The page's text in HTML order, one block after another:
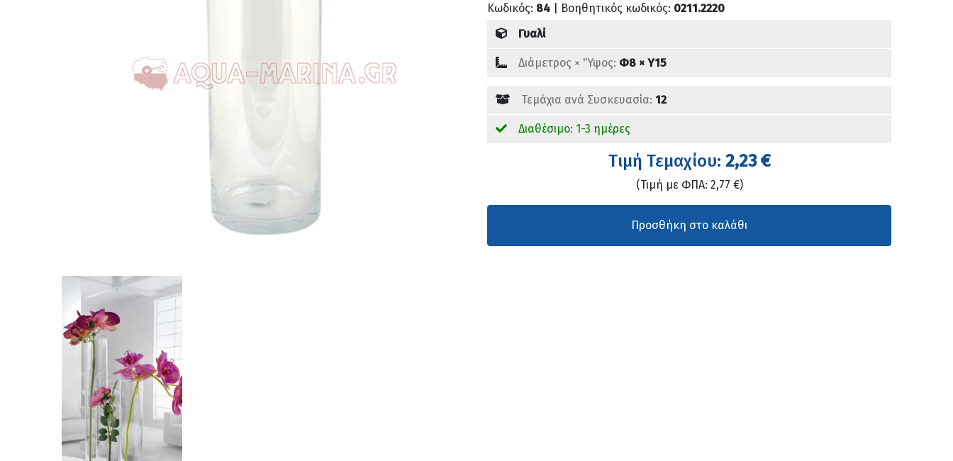
Κωδικός: 84 | Βοηθητικός κωδικός: 0211.2220
Γυαλί
Διάμετρος × 'Ύψος: Φ8 × Υ15
Τεμάχια ανά Συσκευασία: 12
Διαθέσιμο: 1-3 ημέρες
Tιμή Τεμαχίου: 2,23 €
(Τιμή με ΦΠΑ: 2,77 €)